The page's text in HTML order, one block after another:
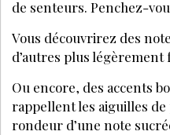
de senteurs. Penchez-
Vous découvrirez des
d’autres plus légèrement
Ou encore, des accents
rappellent les aiguilles
rondeur d’une note